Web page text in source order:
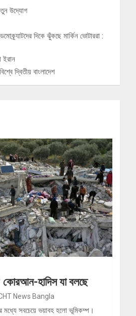
উদ্যোগ
দিকে ঝুঁকছে মার্কিন ভোটাররা :
ইরান
দ্বিতীয় বাংলাদেশ
হাদিস যা বলছে
News Bangla
মধ্যে সবচেয়ে ভয়াবহ হলো ভূমিকম্প।